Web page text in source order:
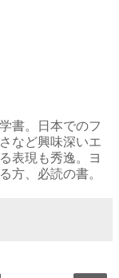
書。日本でのフ
など興味深いエ
表現も秀逸。ヨ
方、必読の書。